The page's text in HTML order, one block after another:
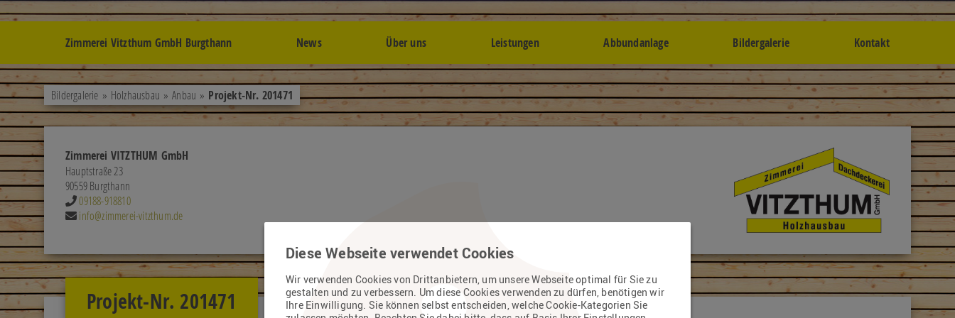
Zimmerei Vitzthum GmbH Burgthann News Über uns Leistungen Abbundanlage Bildergalerie Kontakt
Bildergalerie » Holzhausbau » Anbau » Projekt-Nr. 201471
Zimmerei VITZTHUM GmbH
Hauptstraße 23
90559 Burgthann
09188-918810
info@zimmerei-vitzthum.de
Projekt-Nr. 201471
Diese Webseite verwendet Cookies
Wir verwenden Cookies von Drittanbietern, um unsere Webseite optimal für Sie zu
gestalten und zu verbessern. Um diese Cookies verwenden zu dürfen, benötigen wir
Ihre Einwilligung. Sie können selbst entscheiden, welche Cookie-Kategorien Sie